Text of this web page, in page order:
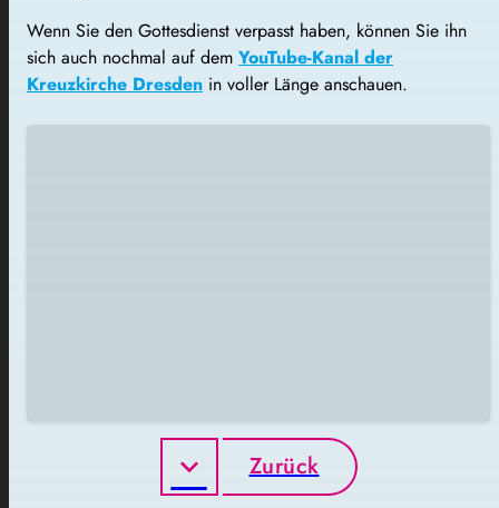
Wenn Sie den Gottesdienst verpasst haben, können Sie ihn
sich auch nochmal auf dem YouTube-Kanal der
Kreuzkirche Dresden in voller Länge anschauen.
Zurück